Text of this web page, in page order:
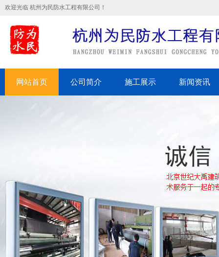
欢迎光临 杭州为民防水工程有限公司！
网站首页 公司简介 施工展示 新闻资讯